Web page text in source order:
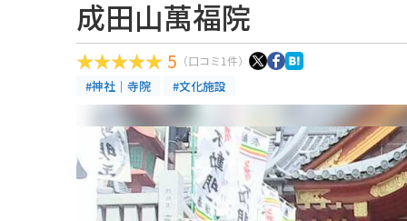
成田山萬福院
5 （口コミ1件）
#神社｜寺院 #文化施設